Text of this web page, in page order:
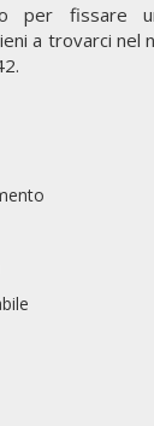
per fissare
a trovarci nel